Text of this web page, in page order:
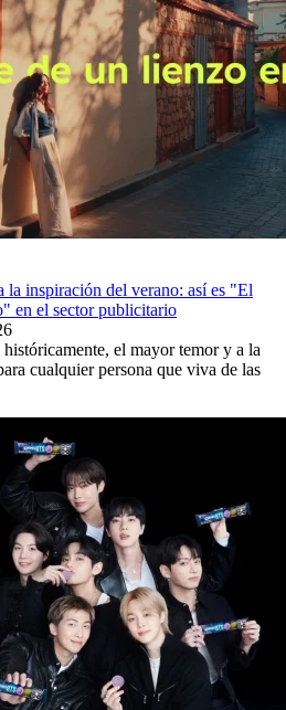
inspiración del verano: así es "El
en el sector publicitario
el mayor temor y a la
cualquier persona que viva de las